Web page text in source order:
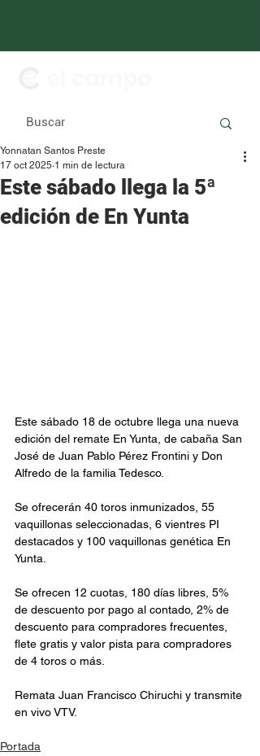
Este sábado llega la 5ª
edición de En Yunta
Yonnatan Santos Preste
17 oct 2025 1 min de lectura
Este sábado 18 de octubre llega una nueva
edición del remate En Yunta, de cabaña San
José de Juan Pablo Pérez Frontini y Don
Alfredo de la familia Tedesco.
Se ofrecerán 40 toros inmunizados, 55
vaquillonas seleccionadas, 6 vientres PI
destacados y 100 vaquillonas genética En
Yunta.
Se ofrecen 12 cuotas, 180 días libres, 5%
de descuento por pago al contado, 2% de
descuento para compradores frecuentes,
flete gratis y valor pista para compradores
de 4 toros o más.
Remata Juan Francisco Chiruchi y transmite
en vivo VTV.
Portada